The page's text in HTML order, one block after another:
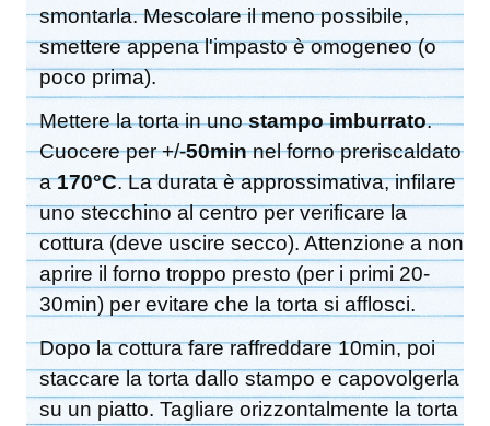
smontarla. Mescolare il meno possibile,
smettere appena l'impasto è omogeneo (o
poco prima).
Mettere la torta in unostampo imburrato.
Cuocere per +/-50minnel forno preriscaldato
a170°C. La durata è approssimativa, infilare
uno stecchino al centro per verificare la
cottura (deve uscire secco). Attenzione a non
aprire il forno troppo presto (per i primi 20-
30min) per evitare che la torta si afflosci.
Dopo la cottura fare raffreddare 10min, poi
staccare la torta dallo stampo e capovolgerla
su un piatto. Tagliare orizzontalmente la torta